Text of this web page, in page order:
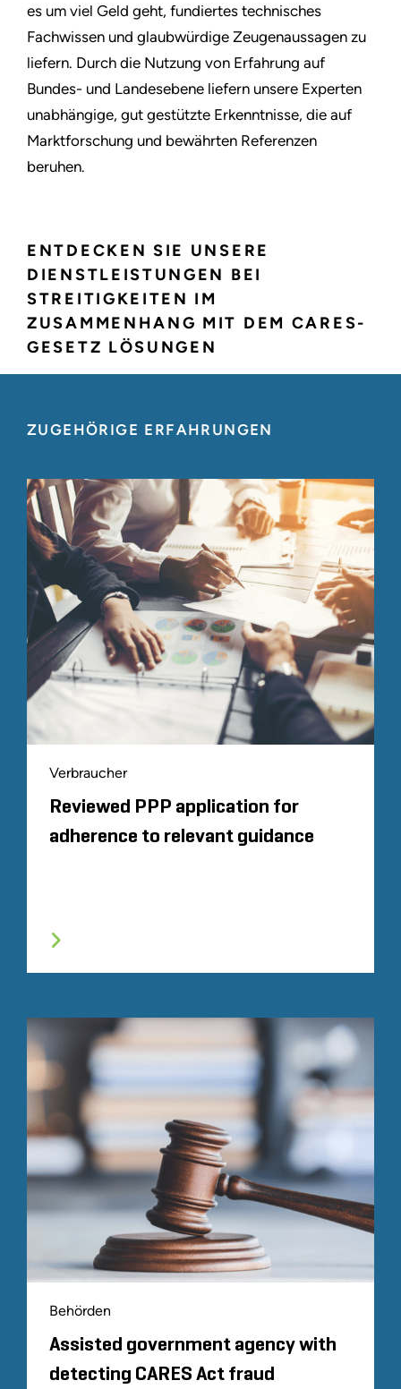
ENTDECKEN SIE UNSERE
DIENSTLEISTUNGEN BEI
STREITIGKEITEN IM
ZUSAMMENHANG MIT DEM CARES-
GESETZ LÖSUNGEN
es um viel Geld geht, fundiertes technisches
Fachwissen und glaubwürdige Zeugenaussagen zu
liefern. Durch die Nutzung von Erfahrung auf
Bundes- und Landesebene liefern unsere Experten
unabhängige, gut gestützte Erkenntnisse, die auf
Marktforschung und bewährten Referenzen
beruhen.
ZUGEHÖRIGE ERFAHRUNGEN
Verbraucher
Reviewed PPP application for
adherence to relevant guidance
Behörden
Assisted government agency with
detecting CARES Act fraud